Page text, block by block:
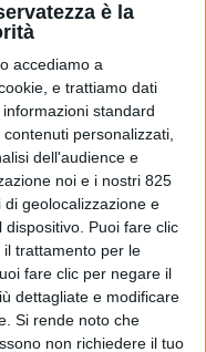
è la
accediamo a
e trattiamo dati
standard
personalizzati,
dell'audience e
noi e i nostri 825
geolocalizzazione e
Puoi fare clic
trattamento per le
fare clic per negare il
dettagliate e modificare
Si rende noto che
non richiedere il tuo
continua a
dell’industria
da diporto. È
da Donato
Politecnica delle
da
il cluster che
della filiera
internazionale.
forte espansione,
che vede l’Italia
europea nella
Nel 2024 il